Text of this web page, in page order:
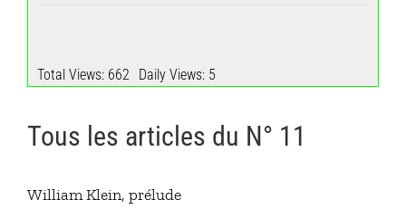
Total Views: 662 Daily Views: 5
Tous les articles du N° 11
William Klein, prélude